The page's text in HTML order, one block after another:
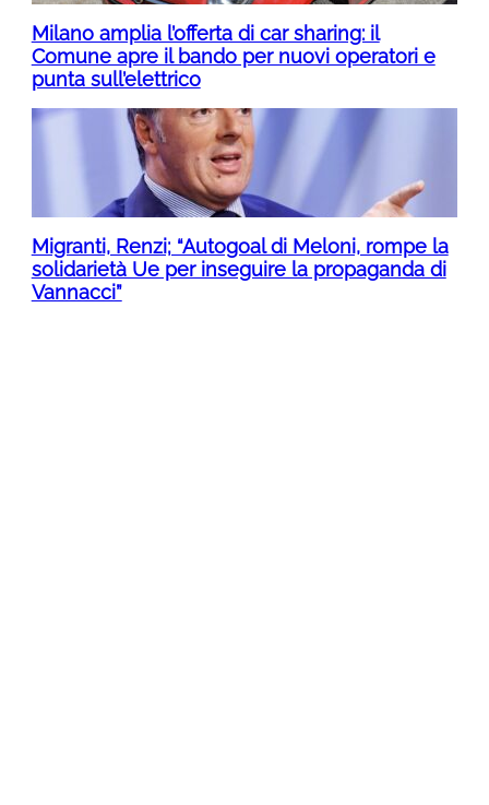
Milano amplia l’offerta di car sharing: il
Comune apre il bando per nuovi operatori e
punta sull’elettrico
Migranti, Renzi; “Autogoal di Meloni, rompe la
solidarietà Ue per inseguire la propaganda di
Vannacci”